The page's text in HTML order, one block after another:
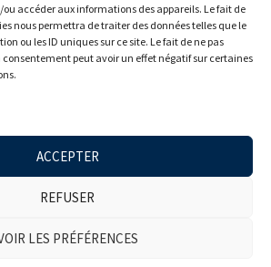
ou accéder aux informations des appareils. Le fait de
nous permettra de traiter des données telles que le
ou les ID uniques sur ce site. Le fait de ne pas
consentement peut avoir un effet négatif sur certaines
ACCEPTER
REFUSER
LES PRÉFÉRENCES